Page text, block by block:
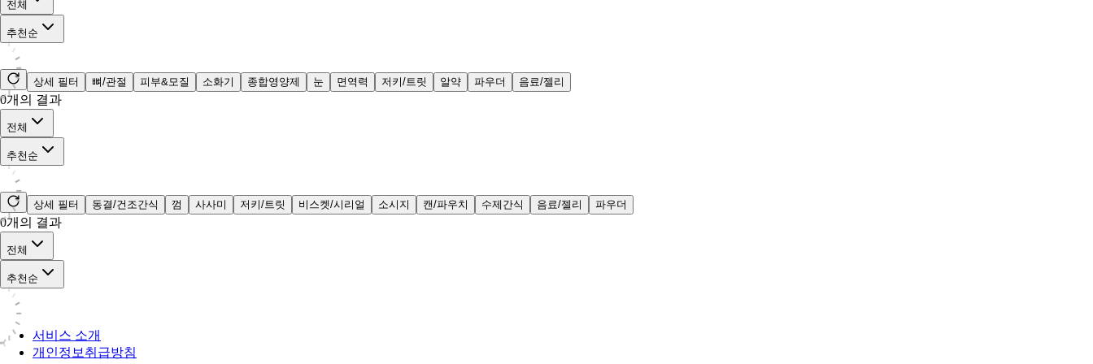
전체
추천순
상세 필터 뼈/관절 피부&모질 소화기 종합영양제 눈 면역력 저키/트릿 알약 파우더 음료/젤리
0개의 결과
전체
추천순
상세 필터 동결/건조간식 껌 사사미 저키/트릿 비스켓/시리얼 소시지 캔/파우치 수제간식 음료/젤리 파우더
0개의 결과
전체
추천순
서비스 소개
개인정보취급방침